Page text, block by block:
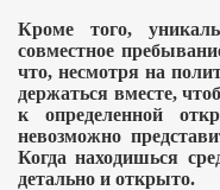
Кроме того,
совместное
что, несмотря на
держаться вместе,
к определенной
невозможно
Когда находишься
детально и открыто.